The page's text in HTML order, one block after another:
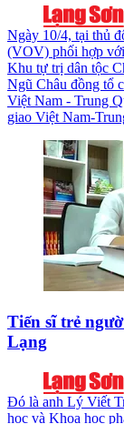
Ngày 10/4, tại thủ
(VOV) phối hợp
Khu tự trị dân tộc
Ngũ Châu đồng tổ
Việt Nam - Trung
giao Việt Nam-
Tiến sĩ trẻ
Lạng
Đó là anh Lý Viết
học và Khoa học